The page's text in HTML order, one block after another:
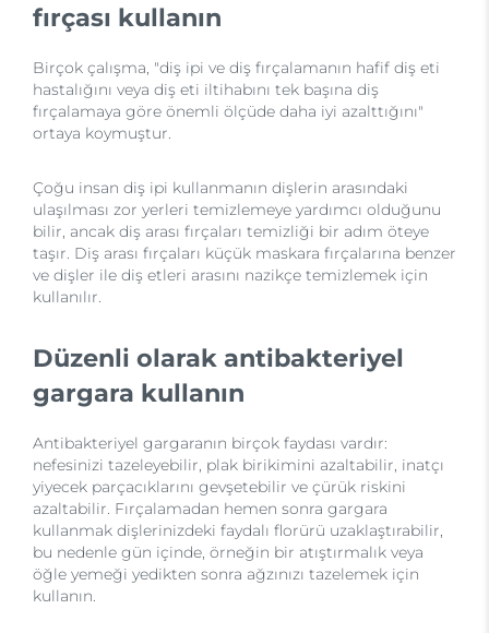
fırçası kullanın
Birçok çalışma, "diş ipi ve diş fırçalamanın hafif diş eti
hastalığını veya diş eti iltihabını tek başına diş
fırçalamaya göre önemli ölçüde daha iyi azalttığını"
ortaya koymuştur.
Çoğu insan diş ipi kullanmanın dişlerin arasındaki
ulaşılması zor yerleri temizlemeye yardımcı olduğunu
bilir, ancak diş arası fırçaları temizliği bir adım öteye
taşır. Diş arası fırçaları küçük maskara fırçalarına benzer
ve dişler ile diş etleri arasını nazikçe temizlemek için
kullanılır.
Düzenli olarak antibakteriyel
gargara kullanın
Antibakteriyel gargaranın birçok faydası vardır:
nefesinizi tazeleyebilir, plak birikimini azaltabilir, inatçı
yiyecek parçacıklarını gevşetebilir ve çürük riskini
azaltabilir. Fırçalamadan hemen sonra gargara
kullanmak dişlerinizdeki faydalı florürü uzaklaştırabilir,
bu nedenle gün içinde, örneğin bir atıştırmalık veya
öğle yemeği yedikten sonra ağzınızı tazelemek için
kullanın.